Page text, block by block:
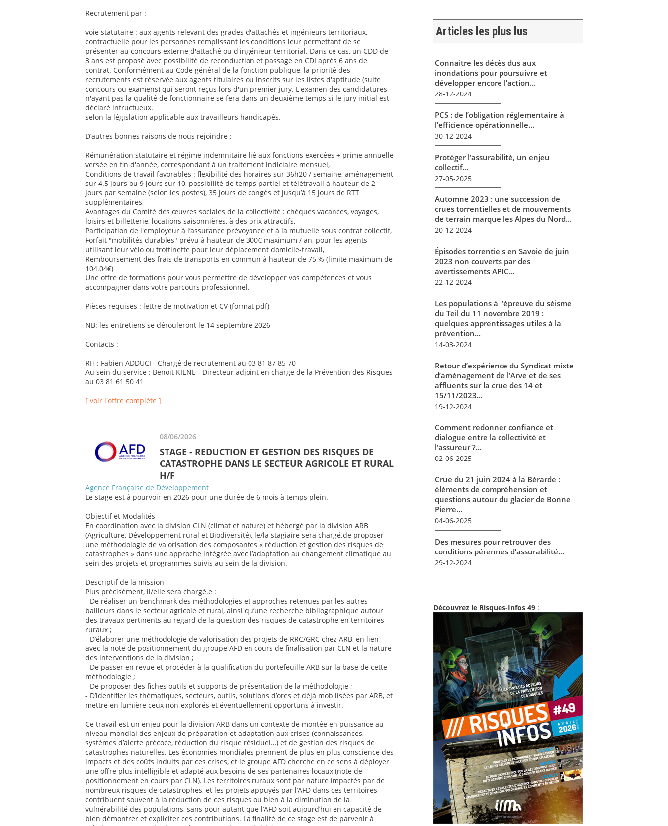
Recrutement par :
voie statutaire : aux agents relevant des grades d'attachés et ingénieurs territoriaux,
contractuelle pour les personnes remplissant les conditions leur permettant de se
présenter au concours externe d'attaché ou d'ingénieur territorial. Dans ce cas, un CDD de
3 ans est proposé avec possibilité de reconduction et passage en CDI après 6 ans de
contrat. Conformément au Code général de la fonction publique, la priorité des
recrutements est réservée aux agents titulaires ou inscrits sur les listes d'aptitude (suite
concours ou examens) qui seront reçus lors d'un premier jury. L'examen des candidatures
n'ayant pas la qualité de fonctionnaire se fera dans un deuxième temps si le jury initial est
déclaré infructueux.
selon la législation applicable aux travailleurs handicapés.
D’autres bonnes raisons de nous rejoindre :
Rémunération statutaire et régime indemnitaire lié aux fonctions exercées + prime annuelle
versée en fin d'année, correspondant à un traitement indiciaire mensuel,
Conditions de travail favorables : flexibilité des horaires sur 36h20 / semaine, aménagement
sur 4.5 jours ou 9 jours sur 10, possibilité de temps partiel et télétravail à hauteur de 2
jours par semaine (selon les postes), 35 jours de congés et jusqu’à 15 jours de RTT
supplémentaires,
Avantages du Comité des œuvres sociales de la collectivité : chèques vacances, voyages,
loisirs et billetterie, locations saisonnières, à des prix attractifs,
Participation de l'employeur à l’assurance prévoyance et à la mutuelle sous contrat collectif,
Forfait "mobilités durables" prévu à hauteur de 300€ maximum / an, pour les agents
utilisant leur vélo ou trottinette pour leur déplacement domicile-travail,
Remboursement des frais de transports en commun à hauteur de 75 % (limite maximum de
104.04€)
Une offre de formations pour vous permettre de développer vos compétences et vous
accompagner dans votre parcours professionnel.
Pièces requises : lettre de motivation et CV (format pdf)
NB: les entretiens se dérouleront le 14 septembre 2026
Contacts :
RH : Fabien ADDUCI - Chargé de recrutement au 03 81 87 85 70
Au sein du service : Benoit KIENE - Directeur adjoint en charge de la Prévention des Risques
au 03 81 61 50 41
[ voir l'offre complète ]
08/06/2026
STAGE - REDUCTION ET GESTION DES RISQUES DE
CATASTROPHE DANS LE SECTEUR AGRICOLE ET RURAL
H/F
Agence Française de Développement
Le stage est à pourvoir en 2026 pour une durée de 6 mois à temps plein.
Objectif et Modalités
En coordination avec la division CLN (climat et nature) et hébergé par la division ARB
(Agriculture, Développement rural et Biodiversité), le/la stagiaire sera chargé.de proposer
une méthodologie de valorisation des composantes « réduction et gestion des risques de
catastrophes » dans une approche intégrée avec l’adaptation au changement climatique au
sein des projets et programmes suivis au sein de la division.
Descriptif de la mission
Plus précisément, il/elle sera chargé.e :
- De réaliser un benchmark des méthodologies et approches retenues par les autres
bailleurs dans le secteur agricole et rural, ainsi qu’une recherche bibliographique autour
des travaux pertinents au regard de la question des risques de catastrophe en territoires
ruraux ;
- D’élaborer une méthodologie de valorisation des projets de RRC/GRC chez ARB, en lien
avec la note de positionnement du groupe AFD en cours de finalisation par CLN et la nature
des interventions de la division ;
- De passer en revue et procéder à la qualification du portefeuille ARB sur la base de cette
méthodologie ;
- De proposer des fiches outils et supports de présentation de la méthodologie ;
- D’identifier les thématiques, secteurs, outils, solutions d’ores et déjà mobilisées par ARB, et
mettre en lumière ceux non-explorés et éventuellement opportuns à investir.
Ce travail est un enjeu pour la division ARB dans un contexte de montée en puissance au
niveau mondial des enjeux de préparation et adaptation aux crises (connaissances,
systèmes d’alerte précoce, réduction du risque résiduel…) et de gestion des risques de
catastrophes naturelles. Les économies mondiales prennent de plus en plus conscience des
impacts et des coûts induits par ces crises, et le groupe AFD cherche en ce sens à déployer
une offre plus intelligible et adapté aux besoins de ses partenaires locaux (note de
positionnement en cours par CLN). Les territoires ruraux sont par nature impactés par de
nombreux risques de catastrophes, et les projets appuyés par l’AFD dans ces territoires
contribuent souvent à la réduction de ces risques ou bien à la diminution de la
vulnérabilité des populations, sans pour autant que l’AFD soit aujourd’hui en capacité de
bien démontrer et expliciter ces contributions. La finalité de ce stage est de parvenir à
Articles les plus lus
Connaitre les décès dus aux
inondations pour poursuivre et
développer encore l’action...
28-12-2024
PCS : de l’obligation réglementaire à
l’efficience opérationnelle...
30-12-2024
Protéger l’assurabilité, un enjeu
collectif...
27-05-2025
Automne 2023 : une succession de
crues torrentielles et de mouvements
de terrain marque les Alpes du Nord...
20-12-2024
Épisodes torrentiels en Savoie de juin
2023 non couverts par des
avertissements APIC...
22-12-2024
Les populations à l’épreuve du séisme
du Teil du 11 novembre 2019 :
quelques apprentissages utiles à la
prévention...
14-03-2024
Retour d’expérience du Syndicat mixte
d’aménagement de l’Arve et de ses
affluents sur la crue des 14 et
15/11/2023...
19-12-2024
Comment redonner confiance et
dialogue entre la collectivité et
l’assureur ?...
02-06-2025
Crue du 21 juin 2024 à la Bérarde :
éléments de compréhension et
questions autour du glacier de Bonne
Pierre...
04-06-2025
Des mesures pour retrouver des
conditions pérennes d’assurabilité...
29-12-2024
Découvrez le Risques-Infos 49 :